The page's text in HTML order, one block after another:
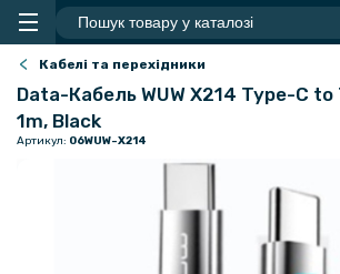
Кабелі та перехідники
Data-Кабель WUW X214 Type-C to
1m, Black
Артикул: 06WUW-X214